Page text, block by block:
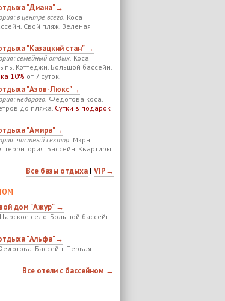
"Диана"→
в центре всего. Коса
Свой пляж. Зеленая
"Казацкий стан" →
семейный отдых. Коса
Коттеджи. Большой бассейн.
10% от 7 суток.
"Азов-Люкс"→
недорого. Федотова коса.
до пляжа. Сутки в подарок
"Амира"→
частный сектор. Мкрн.
территория. Бассейн. Квартиры
Все базы отдыха| VIP→
дом "Ажур" →
село. Большой бассейн.
"Альфа"→
Бассейн. Первая
Все отели с бассейном →